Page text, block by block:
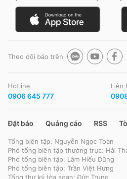
Theo dõi báo trên
Hotline
0906 645 777
Liên
Đặt báo Quảng cáo RSS
Tổng biên tập: Nguyễn Ngọc Toàn
Phó tổng biên tập thường trực: Hải
Phó tổng biên tập: Lâm Hiếu Dũng
Phó tổng biên tập: Trần Việt Hưng
Tổng thư ký tòa soạn: Đức Trung